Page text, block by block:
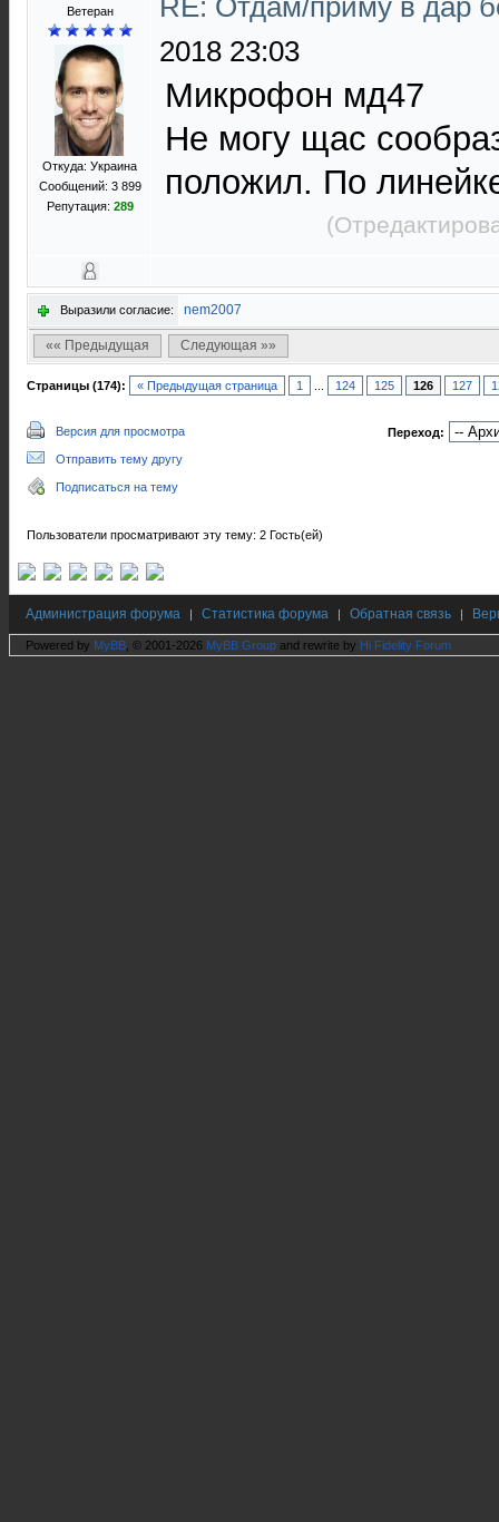
Bетеран
Откуда: Украина
Сообщений: 3 899
Репутация: 289
RE: Отдам/приму в дар
2018 23:03
Микрофон мд47
Не могу щас
положил. По
Выразили согласие: nem2007
«« Предыдущая Следующая »»
Страницы (174): « Предыдущая страница 1 124 125 126 127
Версия для просмотра
Отправить тему другу
Подписаться на тему
Переход:
Пользователи просматривают эту тему: 2 Гость(ей)
Администрация форума | Статистика форума | Обратная связь |
Powered by MyBB , © 2001-2026 MyBB Group and rewrite by Hi Fidelity Forum